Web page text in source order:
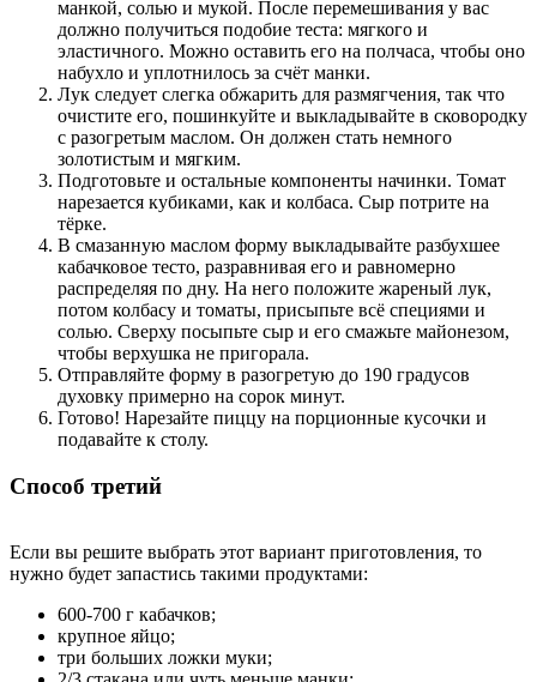
манкой, солью и мукой. После перемешивания у вас
должно получиться подобие теста: мягкого и
эластичного. Можно оставить его на полчаса, чтобы оно
набухло и уплотнилось за счёт манки.
Лук следует слегка обжарить для размягчения, так что
очистите его, пошинкуйте и выкладывайте в сковородку
с разогретым маслом. Он должен стать немного
золотистым и мягким.
Подготовьте и остальные компоненты начинки. Томат
нарезается кубиками, как и колбаса. Сыр потрите на
тёрке.
В смазанную маслом форму выкладывайте разбухшее
кабачковое тесто, разравнивая его и равномерно
распределяя по дну. На него положите жареный лук,
потом колбасу и томаты, присыпьте всё специями и
солью. Сверху посыпьте сыр и его смажьте майонезом,
чтобы верхушка не пригорала.
Отправляйте форму в разогретую до 190 градусов
духовку примерно на сорок минут.
Готово! Нарезайте пиццу на порционные кусочки и
подавайте к столу.
Способ третий
Если вы решите выбрать этот вариант приготовления, то
нужно будет запастись такими продуктами:
600-700 г кабачков;
крупное яйцо;
три больших ложки муки;